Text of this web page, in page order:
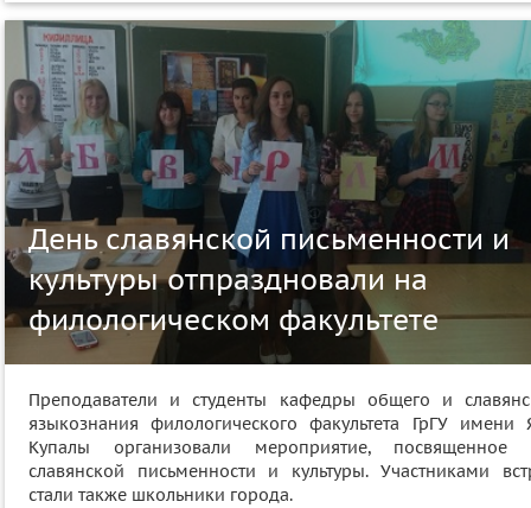
День славянской письменности и
культуры отпраздновали на
филологическом факультете
Преподаватели и студенты кафедры общего и
языкознания филологического факультета ГрГУ имени
Купалы организовали мероприятие, посвященное
славянской письменности и культуры. Участниками
стали также школьники города.